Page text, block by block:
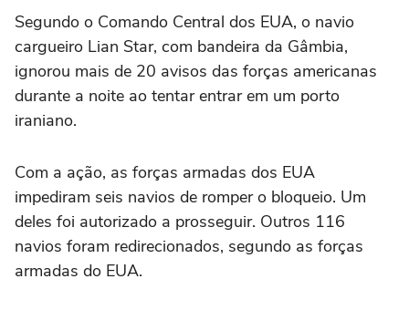
Segundo o Comando Central dos EUA, o navio
cargueiro Lian Star, com bandeira da Gâmbia,
ignorou mais de 20 avisos das forças americanas
durante a noite ao tentar entrar em um porto
iraniano.
Com a ação, as forças armadas dos EUA
impediram seis navios de romper o bloqueio. Um
deles foi autorizado a prosseguir. Outros 116
navios foram redirecionados, segundo as forças
armadas do EUA.